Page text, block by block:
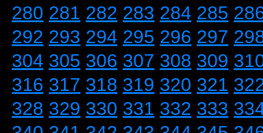
280 281 282 283 284 285
292 293 294 295 296 297
304 305 306 307 308 309
316 317 318 319 320 321
328 329 330 331 332 333